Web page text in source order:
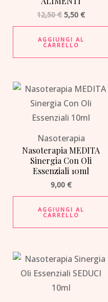
12,50€ 5,50€
AGGIUNGI AL
CARRELLO
Nasoterapia
Nasoterapia MEDITA
Sinergia Con Oli
Essenziali 10ml
9,00 €
AGGIUNGI AL
CARRELLO